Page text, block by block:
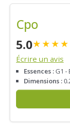
Cpo
5.0★★★★
Écrire un avis
Essences : G1 -
Dimensions :